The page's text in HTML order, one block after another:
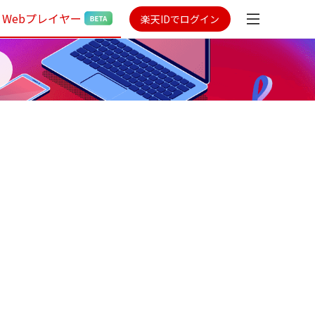
Webプレイヤー 楽天IDでログイン